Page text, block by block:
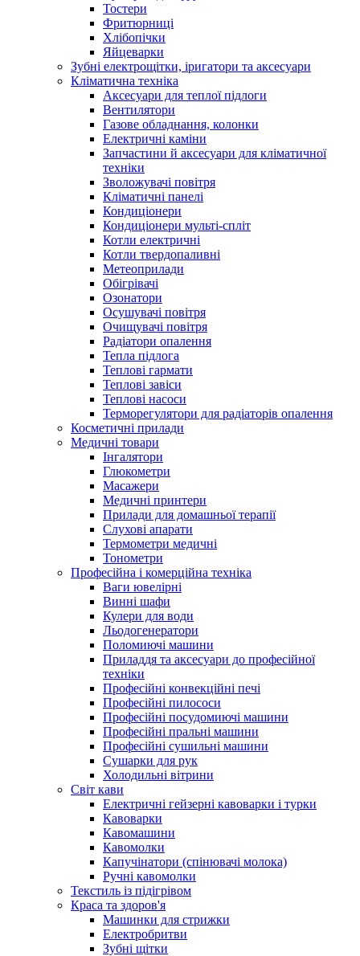
Тостери
Фритюрниці
Хлібопічки
Яйцеварки
Зубні електрощітки, іригатори та аксесуари
Кліматична техніка
Аксесуари для теплої підлоги
Вентилятори
Газове обладнання, колонки
Електричні каміни
Запчастини й аксесуари для кліматичної
техніки
Зволожувачі повітря
Кліматичні панелі
Кондиціонери
Кондиціонери мульті-спліт
Котли електричні
Котли твердопаливні
Метеоприлади
Обігрівачі
Озонатори
Осушувачі повітря
Очищувачі повітря
Радіатори опалення
Тепла підлога
Теплові гармати
Теплові завіси
Теплові насоси
Терморегулятори для радіаторів опалення
Косметичні прилади
Медичні товари
Інгалятори
Глюкометри
Масажери
Медичні принтери
Прилади для домашньої терапії
Слухові апарати
Термометри медичні
Тонометри
Професійна і комерційна техніка
Ваги ювелірні
Винні шафи
Кулери для води
Льодогенератори
Поломиючі машини
Приладдя та аксесуари до професійної
техніки
Професійні конвекційні печі
Професійні пилососи
Професійні посудомиючі машини
Професійні пральні машини
Професійні сушильні машини
Сушарки для рук
Холодильні вітрини
Світ кави
Електричні гейзерні кавоварки і турки
Кавоварки
Кавомашини
Кавомолки
Капучінатори (спінювачі молока)
Ручні кавомолки
Текстиль із підігрівом
Краса та здоров'я
Машинки для стрижки
Електробритви
Зубні щітки